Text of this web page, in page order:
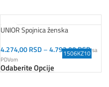
UNIOR Spojnica ženska
4.274,00RSD–4.793,00RSDsa
PDVom
Odaberite Opcije
1506KZ10